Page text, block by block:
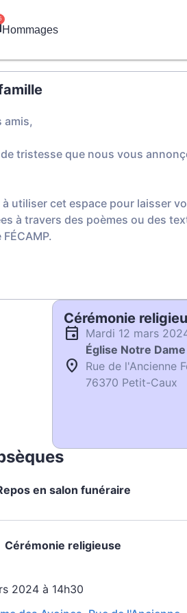
Hommages
amis,
tristesse que nous vous
utiliser cet espace pour laisser
à travers des poèmes ou des
Cérémonie
mardi 12 mars
Église Notre
Rue de l'Ancienne
76370 Petit-Caux
en salon funéraire
Cérémonie religieuse
2024 à 14h30